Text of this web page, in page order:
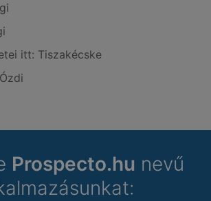
itt: Tiszakécske
Prospecto.hu nevű